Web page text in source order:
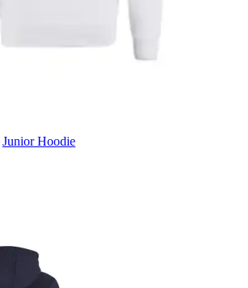
Junior Hoodie